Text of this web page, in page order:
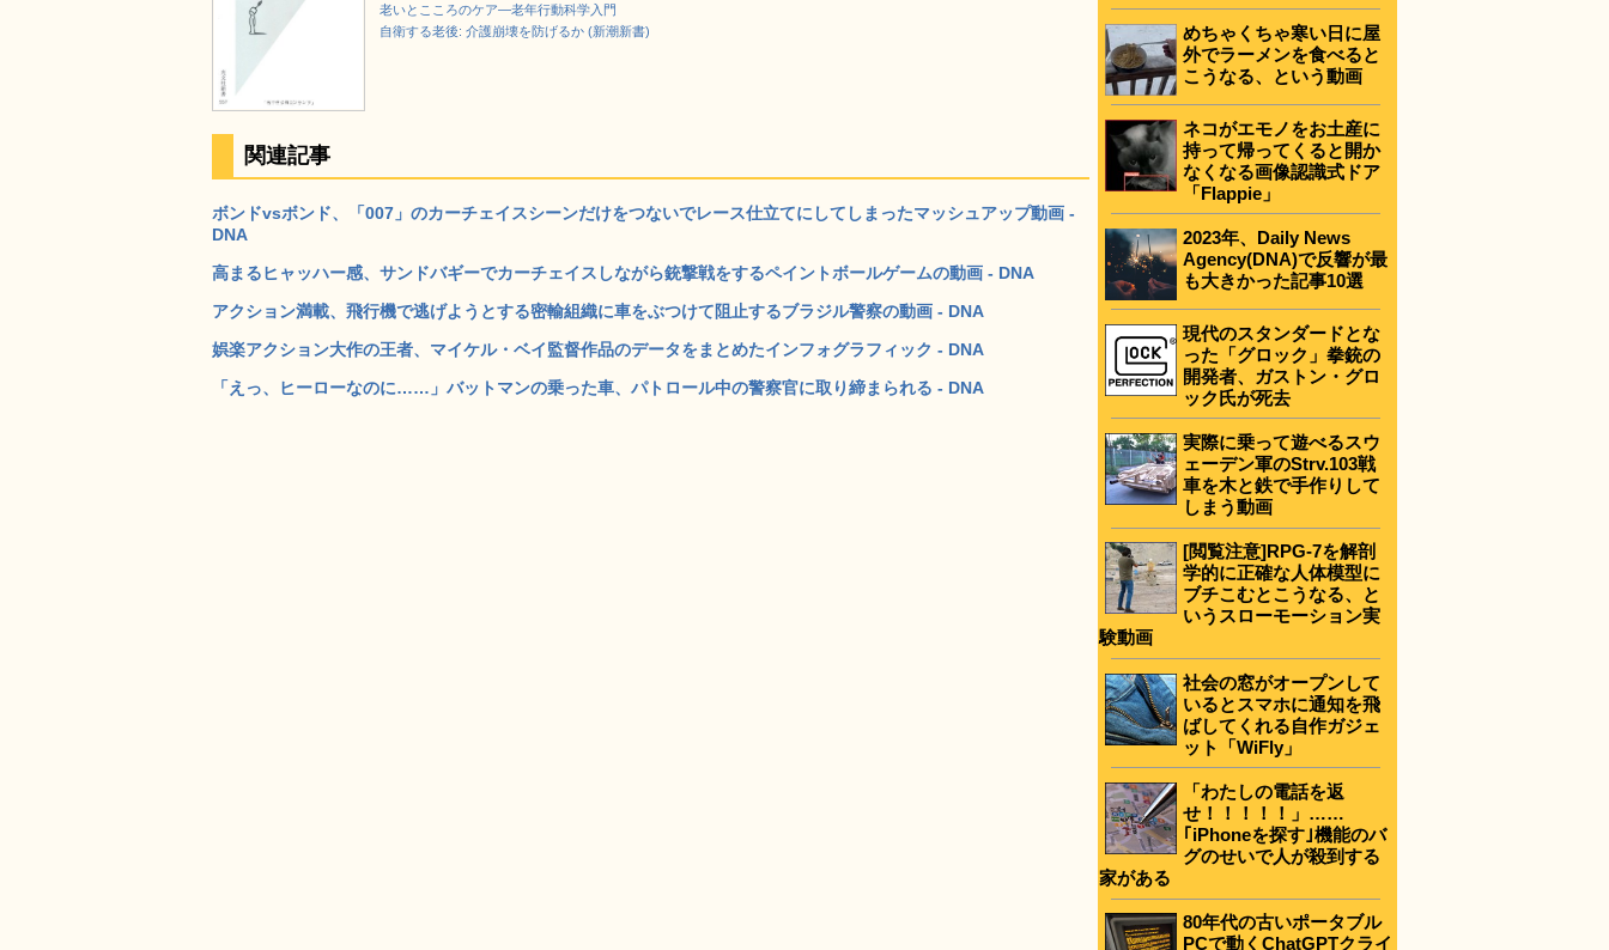
老いとこころのケア―老年行動科学入門
自衛する老後: 介護崩壊を防げるか (新潮新書)
関連記事
ボンドvsボンド、「007」のカーチェイスシーンだけをつないでレース仕立てにしてしまったマッシュアップ動画 -
DNA
高まるヒャッハー感、サンドバギーでカーチェイスしながら銃撃戦をするペイントボールゲームの動画 - DNA
アクション満載、飛行機で逃げようとする密輸組織に車をぶつけて阻止するブラジル警察の動画 - DNA
娯楽アクション大作の王者、マイケル・ベイ監督作品のデータをまとめたインフォグラフィック - DNA
「えっ、ヒーローなのに……」バットマンの乗った車、パトロール中の警察官に取り締まられる - DNA
めちゃくちゃ寒い日に屋
外でラーメンを食べると
こうなる、という動画
ネコがエモノをお土産に
持って帰ってくると開か
なくなる画像認識式ドア
「Flappie」
2023年、Daily News
Agency(DNA)で反響が最
も大きかった記事10選
現代のスタンダードとな
った「グロック」拳銃の
開発者、ガストン・グロ
ック氏が死去
実際に乗って遊べるスウ
ェーデン軍のStrv.103戦
車を木と鉄で手作りして
しまう動画
[閲覧注意]RPG-7を解剖
学的に正確な人体模型に
ブチこむとこうなる、と
いうスローモーション実
験動画
社会の窓がオープンして
いるとスマホに通知を飛
ばしてくれる自作ガジェ
ット「WiFly」
「わたしの電話を返
せ！！！！！」……
｢iPhoneを探す｣機能のバ
グのせいで人が殺到する
家がある
80年代の古いポータブル
PCで動くChatGPTクライ